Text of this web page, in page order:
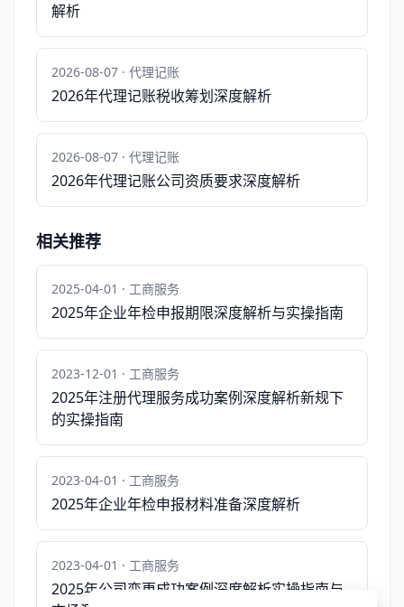
解析
2026-08-07 · 代理记账
2026年代理记账税收筹划深度解析
2026-08-07 · 代理记账
2026年代理记账公司资质要求深度解析
相关推荐
2025-04-01 · 工商服务
2025年企业年检申报期限深度解析与实操指南
2023-12-01 · 工商服务
2025年注册代理服务成功案例深度解析新规下
的实操指南
2023-04-01 · 工商服务
2025年企业年检申报材料准备深度解析
2023-04-01 · 工商服务
2025年公司变更成功案例深度解析实操指南与